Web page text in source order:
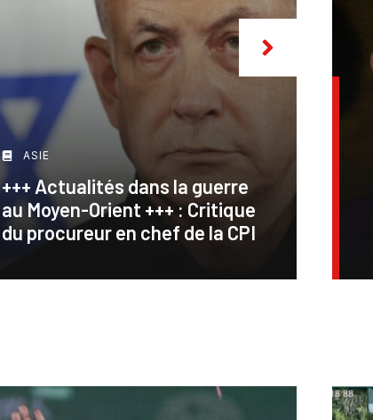
ASIE
+++ Actualités dans la guerre
au Moyen-Orient +++ : Critique
du procureur en chef de la CPI